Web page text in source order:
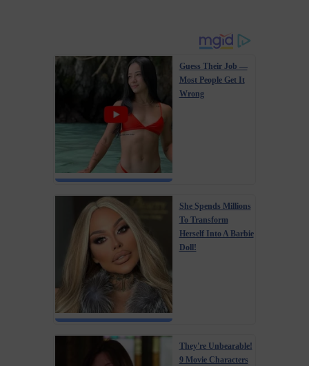
Guess Their Job —
Most People Get It
Wrong
She Spends Millions
To Transform
Herself Into A Barbie
Doll!
They're Unbearable!
9 Movie Characters